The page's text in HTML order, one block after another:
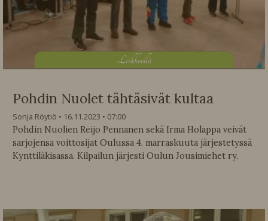
Liikkeellä
Pohdin Nuolet tähtäsivät kultaa
Sonja Röytiö 16.11.2023
07:00
Pohdin Nuolien Reijo Pennanen sekä Irma Holappa veivät
sarjojensa voittosijat Oulussa 4. marraskuuta järjestetyssä
Kynttiläkisassa. Kilpailun järjesti Oulun Jousimiehet ry.